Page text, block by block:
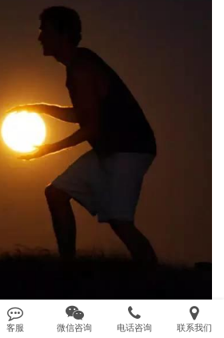
客服 微信咨询 电话咨询 联系我们